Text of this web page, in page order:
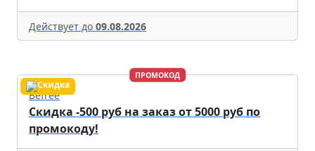
Действует до 09.08.2026
ПРОМОКОД
Befree
Скидка -500 руб на заказ от 5000 руб по
промокоду!